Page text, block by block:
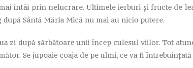
întâi prin nelucrare. Ultimele ierburi și fructe de
după Sântă Măria Mică nu mai au nicio putere.
zi după sărbătoare unii încep culesul viilor. Tot
Se jupoaie coaja de pe ulmi, ce va fi